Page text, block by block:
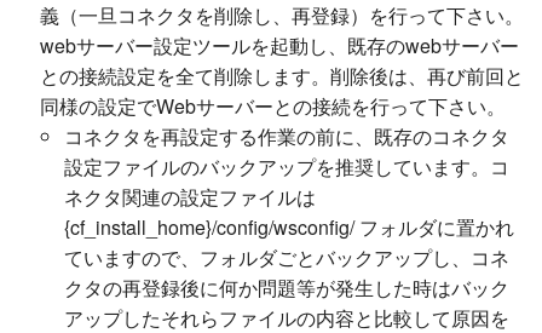
義（一旦コネクタを削除し、再登録）を行って下さい。
webサーバー設定ツールを起動し、既存のwebサーバー
との接続設定を全て削除します。削除後は、再び前回と
同様の設定でWebサーバーとの接続を行って下さい。
コネクタを再設定する作業の前に、既存のコネクタ
設定ファイルのバックアップを推奨しています。コ
ネクタ関連の設定ファイルは
{cf_install_home}/config/wsconfig/ フォルダに置かれ
ていますので、フォルダごとバックアップし、コネ
クタの再登録後に何か問題等が発生した時はバック
アップしたそれらファイルの内容と比較して原因を